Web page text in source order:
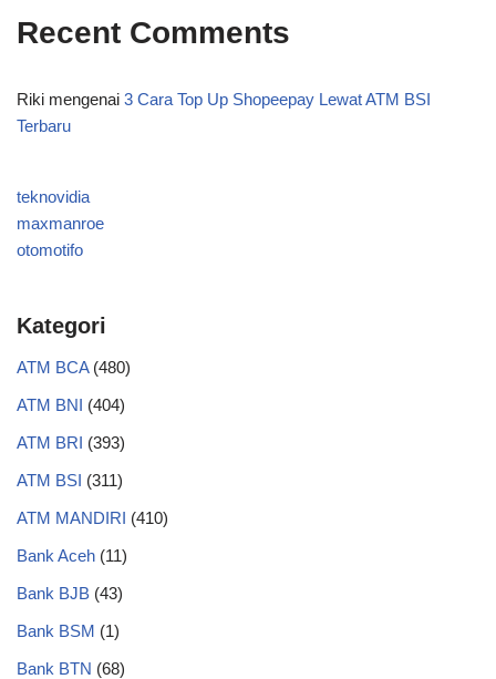
Recent Comments
Riki mengenai 3 Cara Top Up Shopeepay Lewat ATM BSI
Terbaru
teknovidia
maxmanroe
otomotifo
Kategori
ATM BCA(480)
ATM BNI (404)
ATM BRI (393)
ATM BSI (311)
ATM MANDIRI (410)
Bank Aceh (11)
Bank BJB (43)
Bank BSM (1)
Bank BTN (68)